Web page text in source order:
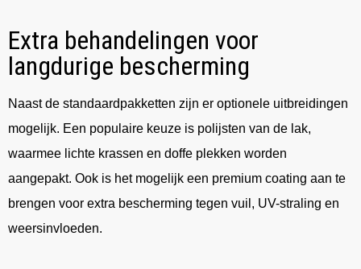
Extra behandelingen voor
langdurige bescherming
Naast de standaardpakketten zijn er optionele uitbreidingen
mogelijk. Een populaire keuze is polijsten van de lak,
waarmee lichte krassen en doffe plekken worden
aangepakt. Ook is het mogelijk een premium coating aan te
brengen voor extra bescherming tegen vuil, UV-straling en
weersinvloeden.